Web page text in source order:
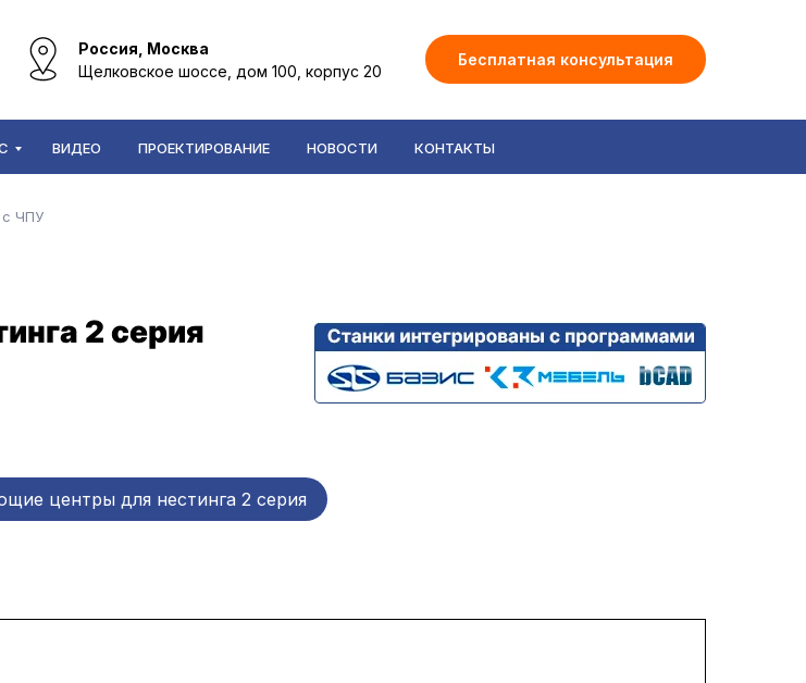
Россия, Москва
Щелковское шоссе, дом 100, корпус 20
Бесплатная консультация
ВИДЕО ПРОЕКТИРОВАНИЕ НОВОСТИ КОНТАКТЫ
с ЧПУ
2 серия
центры для нестинга 2 серия